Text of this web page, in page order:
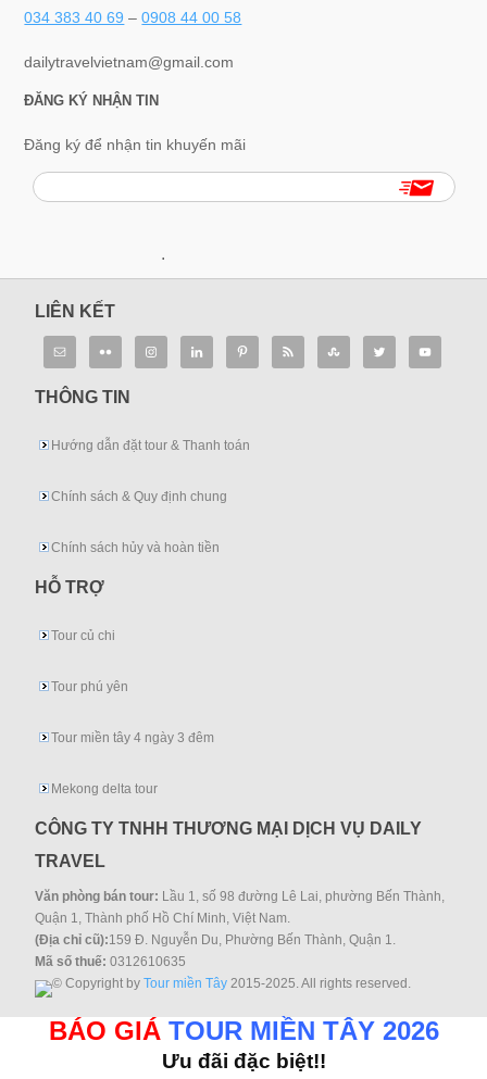
034 383 40 69 –0908 44 00 58
dailytravelvietnam@gmail.com
ĐĂNG KÝ NHẬN TIN
Đăng ký để nhận tin khuyến mãi
.
LIÊN KẾT
THÔNG TIN
Hướng dẫn đặt tour & Thanh toán
Chính sách & Quy định chung
Chính sách hủy và hoàn tiền
HỖ TRỢ
Tour củ chi
Tour phú yên
Tour miền tây 4 ngày 3 đêm
Mekong delta tour
CÔNG TY TNHH THƯƠNG MẠI DỊCH VỤ DAILY
TRAVEL
Văn phòng bán tour: Lầu 1, số 98 đường Lê Lai, phường Bến Thành,
Quận 1, Thành phố Hồ Chí Minh, Việt Nam.
(Địa chỉ cũ):159 Đ. Nguyễn Du, Phường Bến Thành, Quận 1.
Mã số thuế: 0312610635
© Copyright byTour miền Tây 2015-2025. All rights reserved.
BÁO GIÁ TOUR MIỀN TÂY 2026
Ưu đãi đặc biệt!!